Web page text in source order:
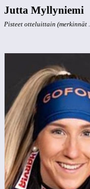
Jutta Myllyniemi
Pisteet otteluittain